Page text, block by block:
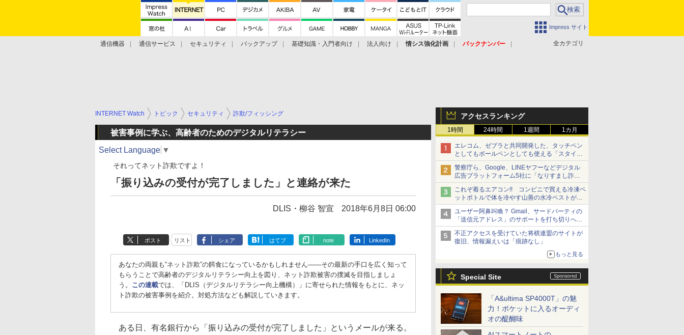
Impress サイト
全カテゴリ
通信機器 通信サービス セキュリティ バックアップ 基礎知識・入門者向け 法人向け 情シス強化計画
バックナンバー
アクセスランキング
1時間 24時間 1週間 1カ月
エレコム、ゼブラと共同開発した、タッチペン
としてもボールペンとしても使える「スタイラ
スツーウェイ」発売 iPadにも紙にも、持ち替
えずに書き込める
警察庁ら、Google、LINEヤフーなどデジタル
広告プラットフォーム5社に「なりすまし詐欺
広告」対策強化を要請 著名人の写真や映像を
使った投資詐欺などへの対策として
これぞ着るエアコン!! コンビニで買える冷凍ペ
ットボトルで体を冷やす山善の水冷ベストがロ
ードバイクにちょうどいい【ぼっち・ざ・ろー
ど！その14】【空いた時間でなにしてる？】
ユーザー阿鼻叫喚？ Gmail、サードパーティの
「送信元アドレス」のサポートを打ち切りへ
【やじうまWatch】
不正アクセスを受けていた将棋連盟のサイトが
復旧、情報漏えいは「痕跡なし」
もっと見る
Special Site
「A&ultima SP4000T」の魅
力！ポケットに入るオーディ
オの醍醐味
INTERNET Watch トピック セキュリティ 詐欺/フィッシング
被害事例に学ぶ、高齢者のためのデジタルリテラシー
Select Language ▼
それってネット詐欺ですよ！
「振り込みの受付が完了しました」と連絡が来た
DLIS・柳谷 智宣 2018年6月8日 06:00
ポスト リスト シェア はてブ note LinkedIn
あなたの両親も“ネット詐欺”の餌食になっているかもしれません――その最新の手口を広く知って
もらうことで高齢者のデジタルリテラシー向上を図り、ネット詐欺被害の撲滅を目指しましょ
う。 この連載では、「DLIS（デジタルリテラシー向上機構）」に寄せられた情報をもとに、ネッ
ト詐欺の被害事例を紹介。対処方法なども解説していきます。
ある日、有名銀行から「振り込みの受付が完了しました」というメールが来る。